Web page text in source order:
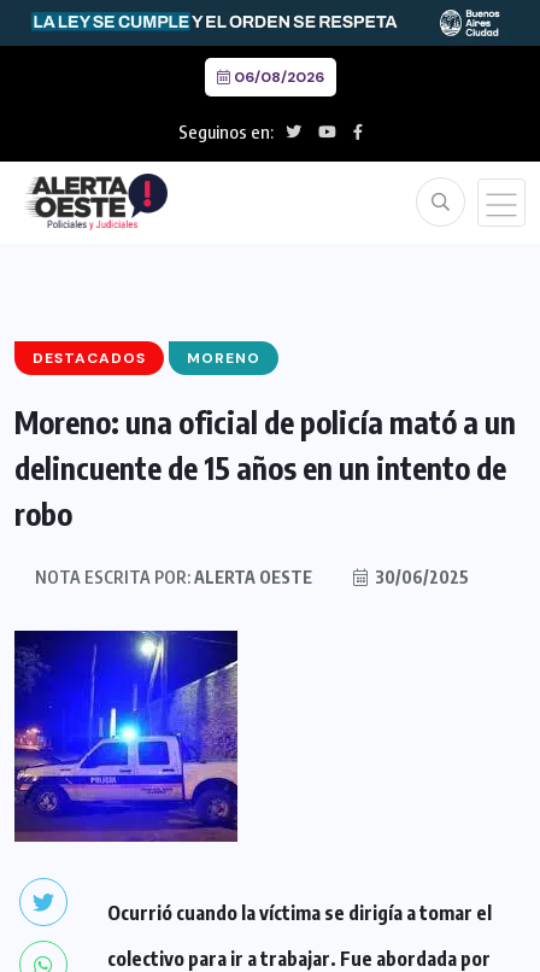
06/08/2026
Seguinos en:
DESTACADOS MORENO
Moreno: una oficial de policía mató a un
delincuente de 15 años en un intento de
robo
NOTA ESCRITA POR:ALERTA OESTE 30/06/2025
Ocurrió cuando la víctima se dirigía a tomar el
colectivo para ir a trabajar. Fue abordada por